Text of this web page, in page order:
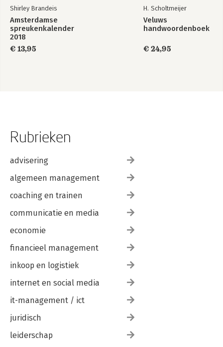
Shirley Brandeis
Amsterdamse
spreukenkalender
2018
€ 13,95
H. Scholtmeijer
Veluws
handwoordenboek
€ 24,95
Rubrieken
advisering
algemeen management
coaching en trainen
communicatie en media
economie
financieel management
inkoop en logistiek
internet en social media
it-management / ict
juridisch
leiderschap